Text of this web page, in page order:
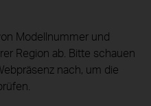
Modellnummer und
Region ab. Bitte schauen
nach, um die